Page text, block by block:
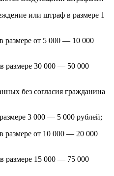
или штраф в размере 1
от 5 000 — 10 000
30 000 — 50 000
без согласия гражданина
3 000 — 5 000 рублей;
от 10 000 — 20 000
15 000 — 75 000